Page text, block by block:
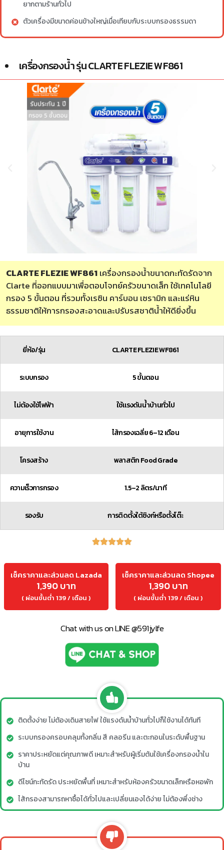
ยากตามร้านทั่วไป
ตัวเครื่องมีขนาดค่อนข้างใหญ่เมื่อเทียบกับระบบกรองธรรมดา
เครื่องกรองน้ำ รุ่น CLARTE FLEZIE WF861
CLARTE FLEZIE WF861เครื่องกรองน้ำขนาดกะทัดรัดจาก
Clarte ที่ออกแบบมาเพื่อตอบโจทย์ครัวขนาดเล็ก ใช้เทคโนโลยี
กรอง 5 ขั้นตอน ที่รวมทั้งเรซิน คาร์บอน เซรามิก และแร่หิน
ธรรมชาติให้การกรองสะอาดและปรับรสชาติน้ำให้ดียิ่งขึ้น
ยี่ห้อ/รุ่น CLARTE FLEZIE WF861
ระบบกรอง 5 ขั้นตอน
ไม่ต้องใช้ไฟฟ้า ใช้แรงดันน้ำบ้านทั่วไป
อายุการใช้งาน ไส้กรองเฉลี่ย 6–12 เดือน
โครงสร้าง พลาสติก Food Grade
ความเร็วการกรอง 1.5–2 ลิตร/นาที
รองรับ การติดตั้งใต้ซิงก์หรือตั้งโต๊ะ
เช็คราคาและส่วนลด Lazada
1,390 บาท
( ผ่อนขั้นต่ำ 139 / เดือน )
เช็คราคาและส่วนลด Shopee
1,390 บาท
( ผ่อนขั้นต่ำ 139 / เดือน )
Chat with us on LINE @591jylfe
ติดตั้งง่าย ไม่ต้องเดินสายไฟ ใช้แรงดันน้ำบ้านทั่วไปก็ใช้งานได้ทันที
ระบบกรองครอบคลุมทั้งกลิ่น สี คลอรีน และตะกอนในระดับพื้นฐาน
ราคาประหยัดแต่คุณภาพดี เหมาะสำหรับผู้เริ่มต้นใช้เครื่องกรองน้ำใน
บ้าน
ดีไซน์กะทัดรัด ประหยัดพื้นที่ เหมาะสำหรับห้องครัวขนาดเล็กหรือหอพัก
ไส้กรองสามารถหาซื้อได้ทั่วไปและเปลี่ยนเองได้ง่าย ไม่ต้องพึ่งช่าง